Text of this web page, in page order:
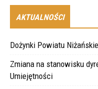
AKTUALNOŚCI
Dożynki Powiatu
Zmiana na stanowisku
Umiejętności